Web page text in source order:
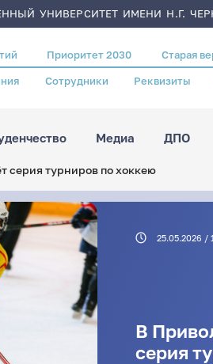
УНИВЕРСИТЕТ ИМЕНИ Н.Г.
Приоритет 2030 Старая
Сотрудники Реквизиты
Медиа ДПО
серия турниров по хоккею
25.05.2026 /
В
серия